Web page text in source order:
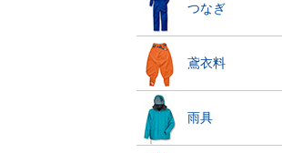
つなぎ
鳶衣料
雨具